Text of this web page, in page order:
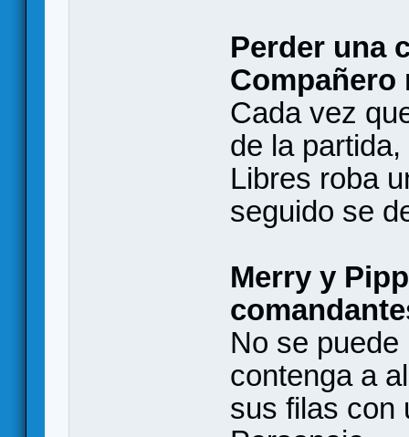
Perder una
Compañero
Cada vez
de la
Libres roba
seguido se
Merry y
No se
contenga a
sus filas con